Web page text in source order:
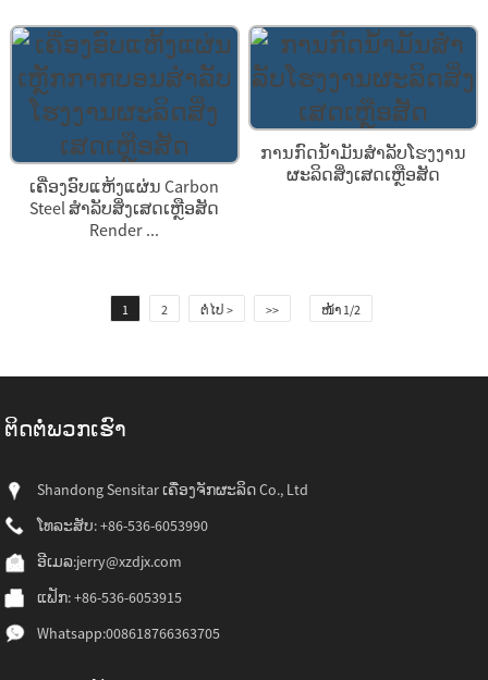
ເຄື່ອງອົບແຫ້ງແຜ່ນ Carbon
Steel ສໍາລັບສິ່ງເສດເຫຼືອສັດ
Render ...
ການກົດນ້ໍາມັນສໍາລັບໂຮງງານ
ຜະລິດສິ່ງເສດເຫຼືອສັດ
1 2 ຕໍ່ໄປ > >> ໜ້າ 1/2
ຕິດ​ຕໍ່​ພວກ​ເຮົາ
Shandong Sensitar ເຄື່ອງຈັກຜະລິດ Co., Ltd
ໂທລະສັບ: +86-536-6053990
ອີເມລ:jerry@xzdjx.com
ແຟັກ: +86-536-6053915
Whatsapp:008618766363705